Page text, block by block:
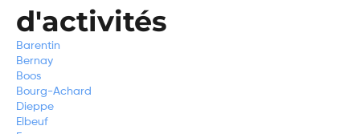
d'activités
Barentin
Bernay
Boos
Bourg-Achard
Dieppe
Elbeuf